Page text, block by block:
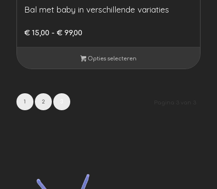
Bal met baby in verschillende variaties
€15,00 - €99,00Prijsklasse:
tot
Opties selecteren
Pagina 3 van 3
1 2